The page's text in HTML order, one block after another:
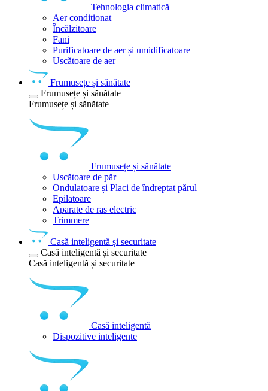
Tehnologia climatică
Aer conditionat
Încălzitoare
Fani
Purificatoare de aer și umidificatoare
Uscătoare de aer
Frumusețe și sănătate
Frumusețe și sănătate
Frumusețe și sănătate
Frumusețe și sănătate
Uscătoare de păr
Ondulatoare și Placi de îndreptat părul
Epilatoare
Aparate de ras electric
Trimmere
Casă inteligentă și securitate
Casă inteligentă și securitate
Casă inteligentă și securitate
Casă inteligentă
Dispozitive inteligente